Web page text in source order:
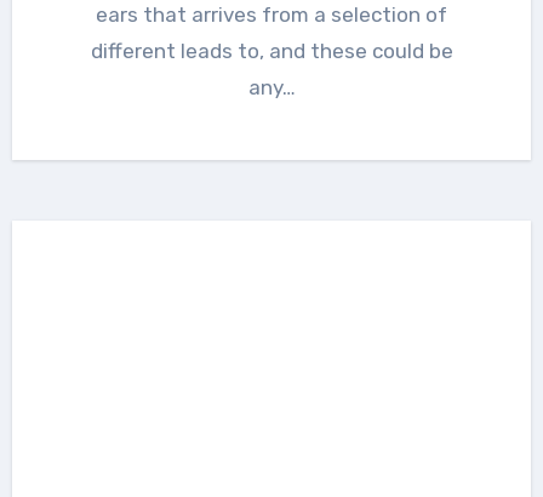
ears that arrives from a selection of
different leads to, and these could be
any…